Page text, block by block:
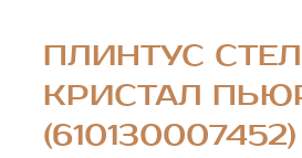
ПЛИНТУС
КРИСТАЛ
(610130007452)